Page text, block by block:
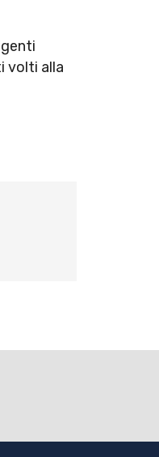
volti alla